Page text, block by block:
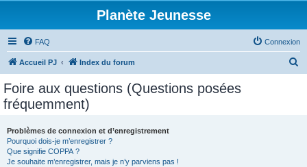
Planète Jeunesse
FAQ Connexion
Accueil PJ Index du forum
Foire aux questions (Questions posées
fréquemment)
Problèmes de connexion et d’enregistrement
Pourquoi dois-je m’enregistrer ?
Que signifie COPPA ?
Je souhaite m’enregistrer, mais je n’y parviens pas !